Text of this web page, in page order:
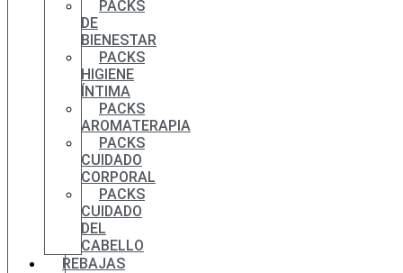
PACKS
DE
BIENESTAR
PACKS
HIGIENE
ÍNTIMA
PACKS
AROMATERAPIA
PACKS
CUIDADO
CORPORAL
PACKS
CUIDADO
DEL
CABELLO
REBAJAS